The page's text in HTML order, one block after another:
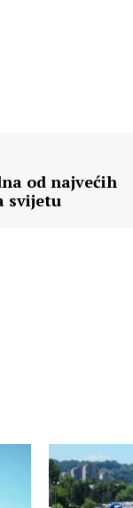
od najvećih
svijetu